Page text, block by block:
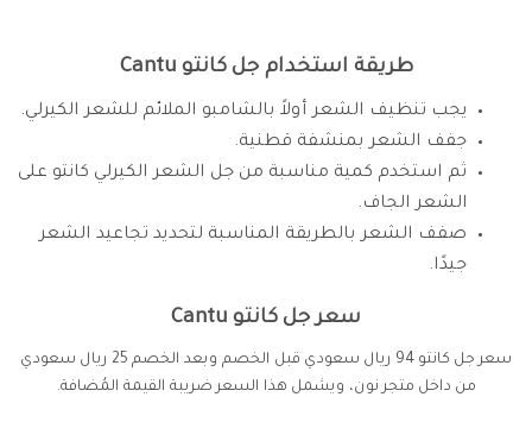
طريقة استخدام جل كانتو Cantu
يجب تنظيف الشعر أولاً بالشامبو الملائم للشعر الكيرلي.
جفف الشعر بمنشفة قطنية.
ثم استخدم كمية مناسبة من جل الشعر الكيرلي كانتو على
الشعر الجاف.
صفف الشعر بالطريقة المناسبة لتحديد تجاعيد الشعر
جيدًا.
سعر جل كانتو Cantu
سعر جل كانتو 94 ريال سعودي قبل الخصم وبعد الخصم 25 ريال سعودي
من داخل متجر نون، ويشمل هذا السعر ضريبة القيمة المُضافة.